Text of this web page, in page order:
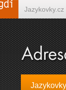
Jazykovky.cz
Španělština